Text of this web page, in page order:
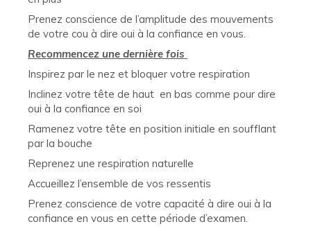
Prenez conscience de l’amplitude des mouvements
de votre cou à dire oui à la confiance en vous.
Recommencez une dernière fois
Inspirez par le nez et bloquer votre respiration
Inclinez votre tête de haut en bas comme pour dire
oui à la confiance en soi
Ramenez votre tête en position initiale en soufflant
par la bouche
Reprenez une respiration naturelle
Accueillez l’ensemble de vos ressentis
Prenez conscience de votre capacité à dire oui à la
confiance en vous en cette période d’examen.